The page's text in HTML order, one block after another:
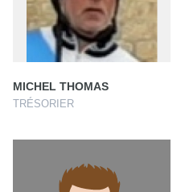
MICHEL THOMAS
TRÉSORIER